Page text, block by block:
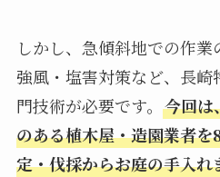
しかし、急傾斜地での作
強風・塩害対策など、長
門技術が必要です。 今回は
のある植木屋・造園業者
定・伐採からお庭の手入